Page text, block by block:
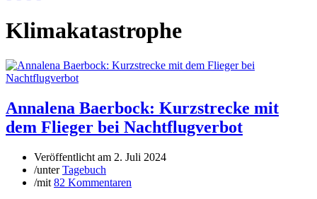
Klimakatastrophe
Annalena Baerbock: Kurzstrecke mit
dem Flieger bei Nachtflugverbot
Veröffentlicht am 2. Juli 2024
/unterTagebuch
/mit 82 Kommentaren